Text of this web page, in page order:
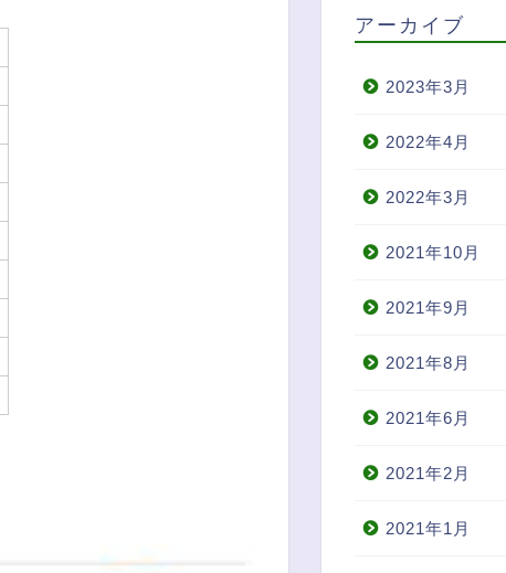
アーカイブ
2023年3月
2022年4月
2022年3月
2021年10月
2021年9月
2021年8月
2021年6月
2021年2月
2021年1月